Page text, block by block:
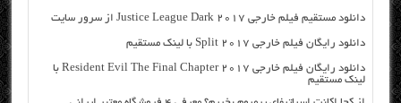
دانلود مستقیم فیلم خارجی Justice League Dark 2017 از سرور سایت
دانلود رایگان فیلم خارجی Split 2017 با لینک مستقیم
دانلود رایگان فیلم خارجی Resident Evil The Final Chapter 2017 با
لینک مستقیم